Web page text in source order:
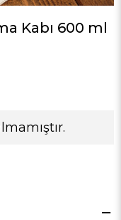
Kabı 600 ml